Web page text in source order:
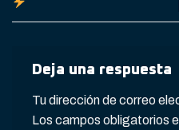
Deja una respuesta
Tu dirección de correo
Los campos obligatorios